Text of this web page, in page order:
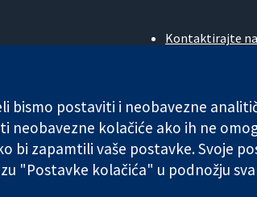
Kontaktirajte
Poslovi
Cochrane
in England & Wales. VAT registration
bismo postaviti i neobavezne
neobavezne kolačiće ako ih ne
bi zapamtili vaše postavke. Svoje
"Postavke kolačića" u podnožju